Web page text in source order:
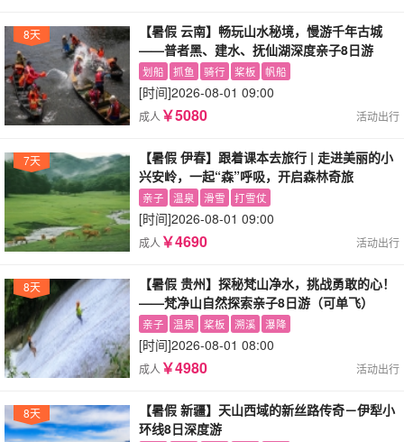
8天
【暑假 云南】畅玩山水秘境，慢游千年古城
——普者黑、建水、抚仙湖深度亲子8日游
划船 抓鱼 骑行 桨板 帆船
[时间]2026-08-01 09:00
成人 ￥5080 活动出行
7天
【暑假 伊春】跟着课本去旅行 | 走进美丽的小
兴安岭，一起“森”呼吸，开启森林奇旅
亲子 温泉 滑雪 打雪仗
[时间]2026-08-01 09:00
成人 ￥4690 活动出行
8天
【暑假 贵州】探秘梵山净水，挑战勇敢的心！
——梵净山自然探索亲子8日游（可单飞）
亲子 温泉 桨板 溯溪 瀑降
[时间]2026-08-01 08:00
成人 ￥4980 活动出行
8天
【暑假 新疆】天山西域的新丝路传奇－伊犁小
环线8日深度游